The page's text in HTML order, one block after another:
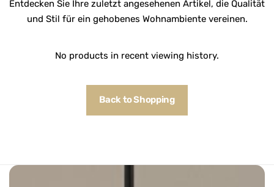
Entdecken Sie Ihre zuletzt angesehenen Artikel, die Qualität
und Stil für ein gehobenes Wohnambiente vereinen.
No products in recent viewing history.
Back to Shopping